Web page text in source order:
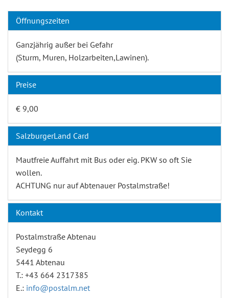
Öffnungszeiten
Ganzjährig außer bei Gefahr
(Sturm, Muren, Holzarbeiten,Lawinen).
Preise
€ 9,00
SalzburgerLand Card
Mautfreie Auffahrt mit Bus oder eig. PKW so oft Sie
wollen.
ACHTUNG nur auf Abtenauer Postalmstraße!
Kontakt
Postalmstraße Abtenau
Seydegg 6
5441 Abtenau
T.: +43 664 2317385
E.: info@postalm.net